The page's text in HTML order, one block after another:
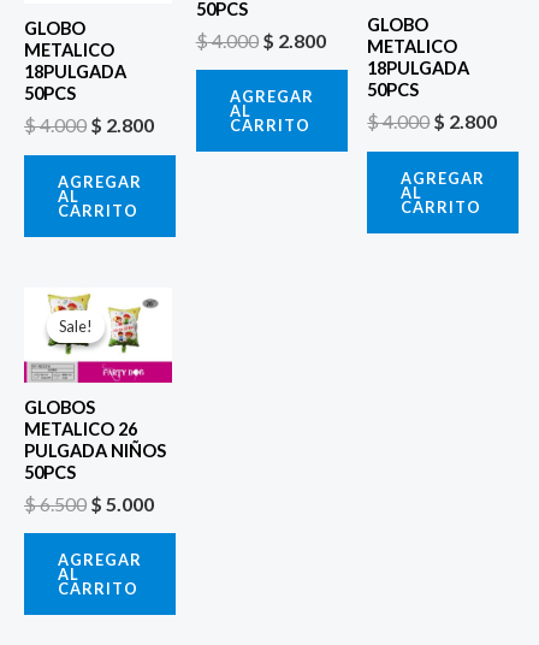
GLOBO
METALICO
18PULGADA
50PCS
$4.000 $ 2.800
AGREGAR
AL
CARRITO
50PCS
$4.000 $ 2.800
AGREGAR
AL
CARRITO
GLOBO
METALICO
18PULGADA
50PCS
$4.000$ 2.800
AGREGAR
AL
CARRITO
Sale!
Sale!
GLOBOS
METALICO 26
PULGADA NIÑOS
50PCS
$6.500
El
precio
original
era:
$ 5.000
El
AGREGAR
AL
CARRITO